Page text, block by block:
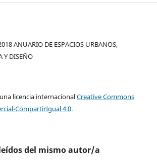
ANUARIO DE ESPACIOS URBANOS,
Y DISEÑO
licencia internacionalCreative Commons
CompartirIgual 4.0.
del mismo autor/a